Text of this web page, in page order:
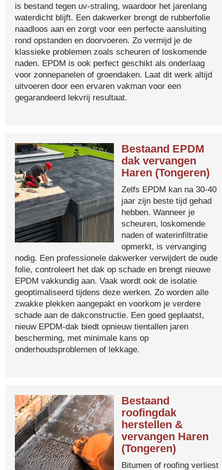
is bestand tegen uv-straling, waardoor het jarenlang
waterdicht blijft. Een dakwerker brengt de rubberfolie
naadloos aan en zorgt voor een perfecte aansluiting
rond opstanden en doorvoeren. Zo vermijd je de
klassieke problemen zoals scheuren of loskomende
naden. EPDM is ook perfect geschikt als onderlaag
voor zonnepanelen of groendaken. Laat dit werk altijd
uitvoeren door een ervaren vakman voor een
gegarandeerd lekvrij resultaat.
Bestaand EPDM
dak vervangen
Haren (Tongeren)
Zelfs EPDM kan na 30-40
jaar zijn beste tijd gehad
hebben. Wanneer je
scheuren, loskomende
naden of waterinfiltratie
opmerkt, is vervanging
nodig. Een professionele dakwerker verwijdert de oude
folie, controleert het dak op schade en brengt nieuwe
EPDM vakkundig aan. Vaak wordt ook de isolatie
geoptimaliseerd tijdens deze werken. Zo worden alle
zwakke plekken aangepakt en voorkom je verdere
schade aan de dakconstructie. Een goed geplaatst,
nieuw EPDM-dak biedt opnieuw tientallen jaren
bescherming, met minimale kans op
onderhoudsproblemen of lekkage.
Bestaand
roofingdak
herstellen &
vervangen Haren
(Tongeren)
Bitumen of roofing verliest